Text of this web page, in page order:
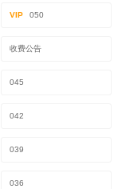
VIP 050
收费公告
045
042
039
036